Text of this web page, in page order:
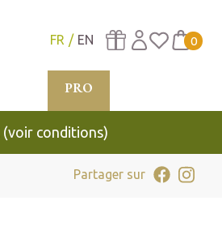
FR EN 0
PRO
(voir conditions)
Partager sur